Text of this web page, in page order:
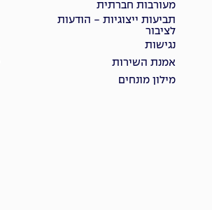
מעורבות חברתית
תביעות ייצוגיות - הודעות
לציבור
נגישות
אמנת השירות
מילון מונחים